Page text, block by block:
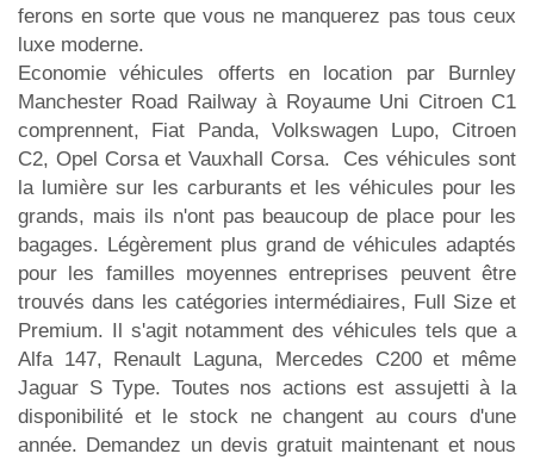
ferons en sorte que vous ne manquerez pas tous ceux
luxe moderne.
Economie véhicules offerts en location par Burnley
Manchester Road Railway à Royaume Uni Citroen C1
comprennent, Fiat Panda, Volkswagen Lupo, Citroen
C2, Opel Corsa et Vauxhall Corsa. Ces véhicules sont
la lumière sur les carburants et les véhicules pour les
grands, mais ils n'ont pas beaucoup de place pour les
bagages. Légèrement plus grand de véhicules adaptés
pour les familles moyennes entreprises peuvent être
trouvés dans les catégories intermédiaires, Full Size et
Premium. Il s'agit notamment des véhicules tels que a
Alfa 147, Renault Laguna, Mercedes C200 et même
Jaguar S Type. Toutes nos actions est assujetti à la
disponibilité et le stock ne changent au cours d'une
année. Demandez un devis gratuit maintenant et nous